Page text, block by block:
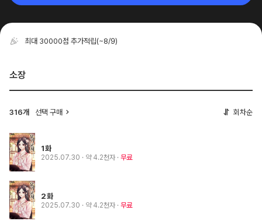
최대 30000점 추가적립(~8/9)
소장
316개 선택 구매 회차순
1화
2025.07.30 · 약 4.2천자 무료
2화
2025.07.30 · 약 4.2천자 무료